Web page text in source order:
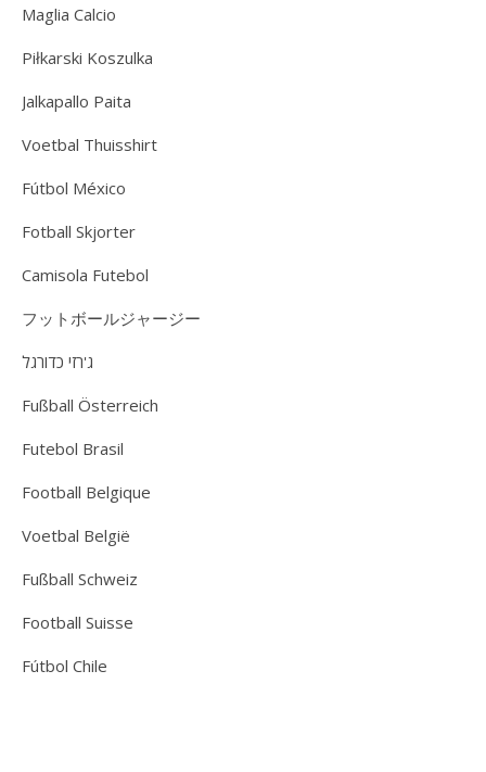
Maglia Calcio
Piłkarski Koszulka
Jalkapallo Paita
Voetbal Thuisshirt
Fútbol México
Fotball Skjorter
Camisola Futebol
フットボールジャージー
ג'רזי כדורגל
Fußball Österreich
Futebol Brasil
Football Belgique
Voetbal België
Fußball Schweiz
Football Suisse
Fútbol Chile